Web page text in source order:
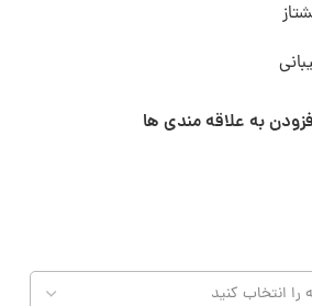
به علاقه مندی ها